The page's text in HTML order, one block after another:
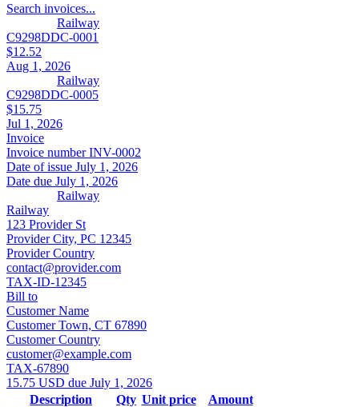
Search invoices...
Railway
C9298DDC-0001
$12.52
Aug 1, 2026
Railway
C9298DDC-0005
$15.75
Jul 1, 2026
Invoice
Invoice numberINV-0002
Date of issue July 1, 2026
Date due July 1, 2026
Railway
Railway
123 Provider St
Provider City, PC 12345
Provider Country
contact@provider.com
TAX-ID-12345
Bill to
Customer Name
Customer Town, CT 67890
Customer Country
customer@example.com
TAX-67890
15.75 USD due July 1, 2026
Description
Qty Unit price
Amount